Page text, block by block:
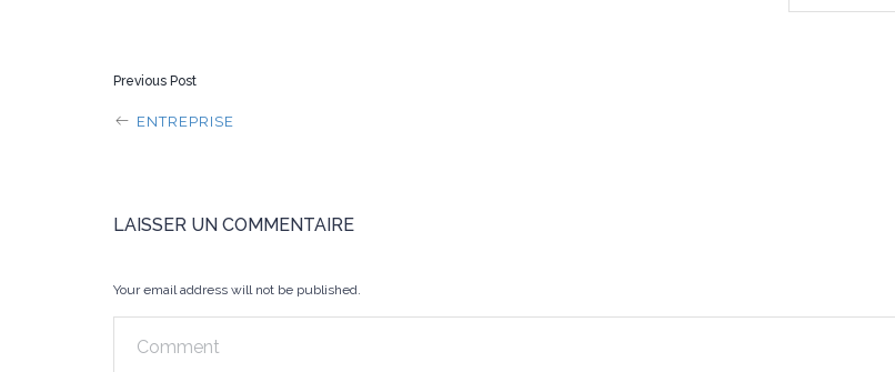
POST
NAVIGATION
Previous Post
ENTREPRISE
LAISSER UN COMMENTAIRE
Your email address will not be published.